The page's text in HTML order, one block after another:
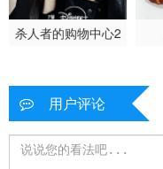
杀人者的购物中心2
用户评论